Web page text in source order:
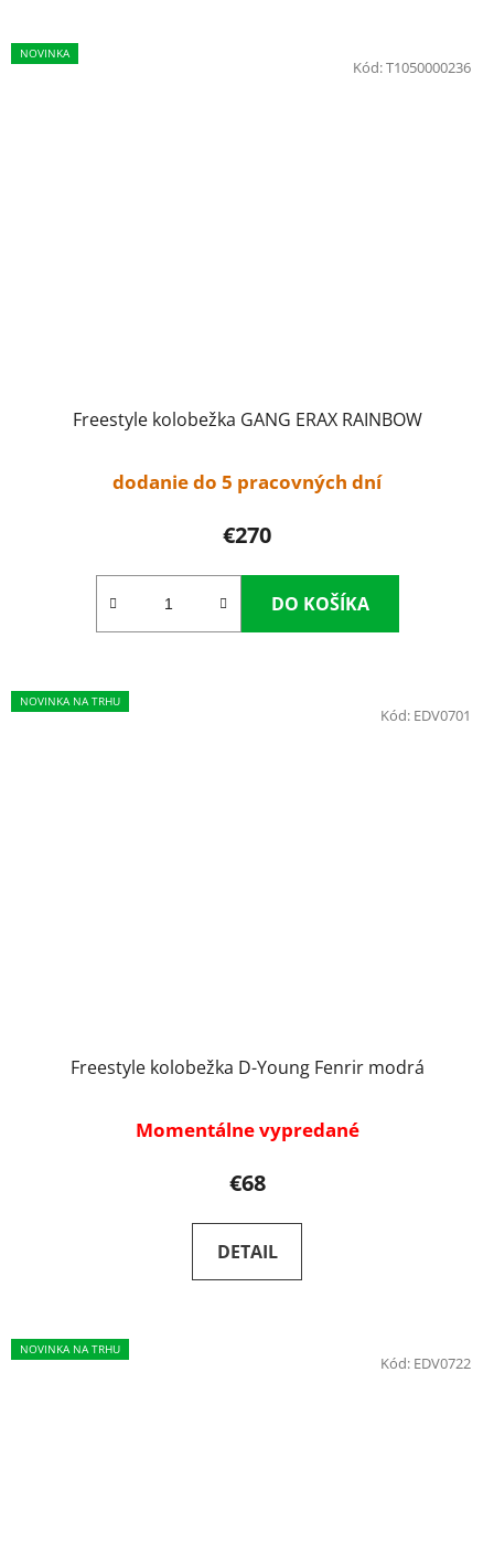
NOVINKA
Freestyle kolobežka GANG ERAX RAINBOW
dodanie do 5 pracovných dní
€270
DO KOŠÍKA
Kód:T1050000236
NOVINKA NA TRHU
Freestyle kolobežka D-Young Fenrir modrá
Momentálne vypredané
€68
DETAIL
Kód: EDV0701
NOVINKA NA TRHU
Kód: EDV0722